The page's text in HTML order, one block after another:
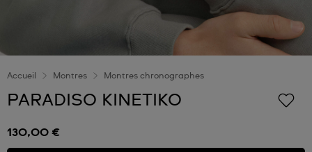
Accueil Montres Montres chronographes
PARADISO KINETIKO
130,00 €